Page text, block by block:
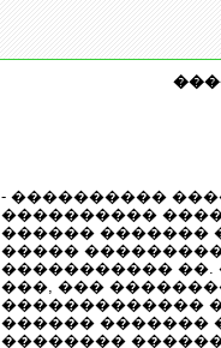
- ����������
����������
������ �������
����� ���������
����������� ��.
���, ���
�������������
������ �������
��������